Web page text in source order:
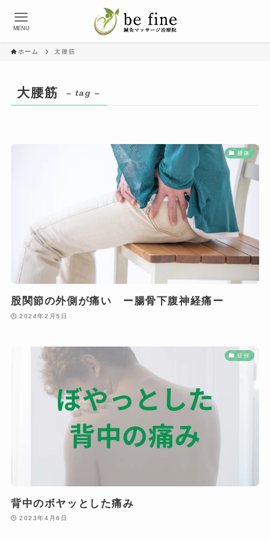
MENU
ホーム 大腰筋
大腰筋 – tag –
腰痛
股関節の外側が痛い ー腸骨下腹神経痛ー
2024年2月5日
症例
背中のボヤッとした痛み
2023年4月6日